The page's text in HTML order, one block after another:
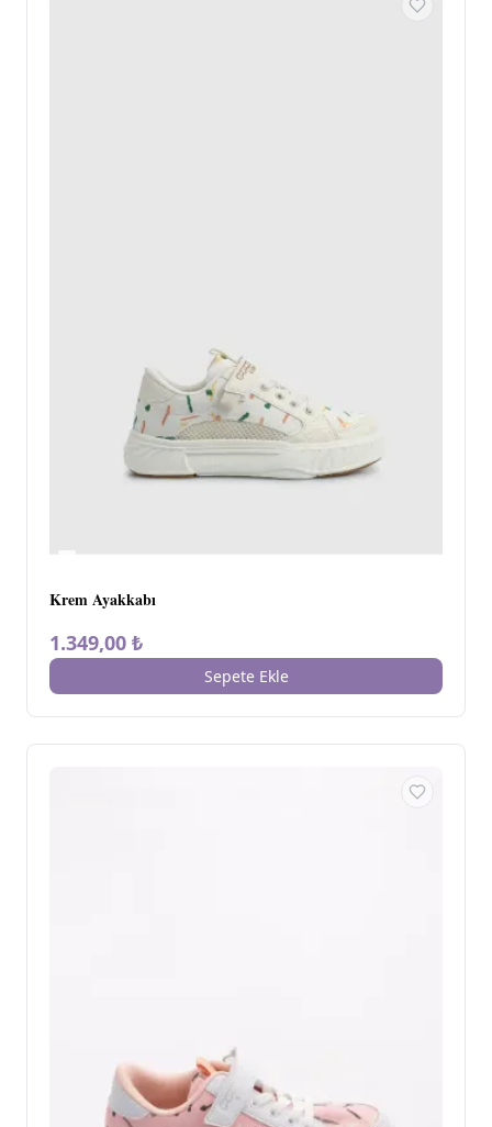
Krem Ayakkabı
1.349,00 ₺
Sepete Ekle